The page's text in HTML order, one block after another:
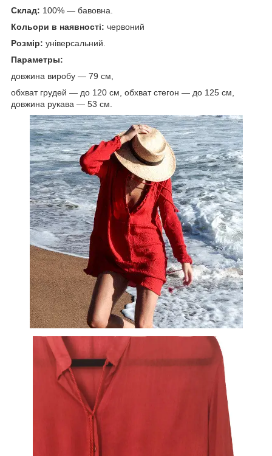
Склад: 100% — бавовна.
Кольори в наявності: червоний
Розмір: універсальний.
Параметры:
довжина виробу — 79 см,
обхват грудей — до 120 см, обхват стегон — до 125 см,
довжина рукава — 53 см.